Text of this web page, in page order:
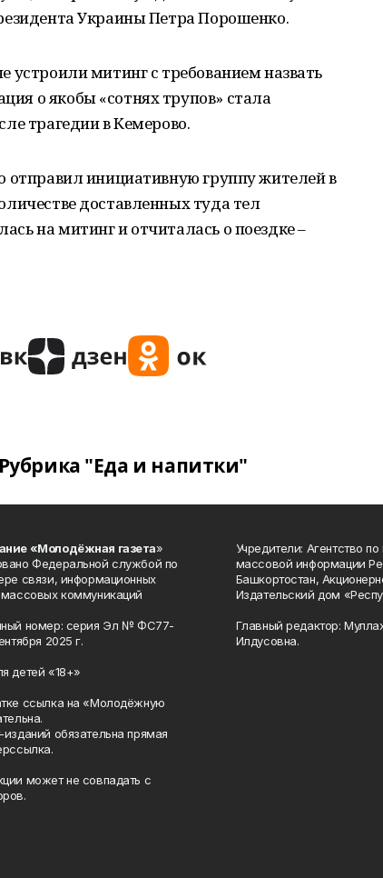
Украины Петра Порошенко.
устроили митинг с требованием назвать
о якобы «сотнях трупов» стала
трагедии в Кемерово.
отправил инициативную группу жителей в
доставленных туда тел
на митинг и отчиталась о поездке –
Рубрика "Еда и напитки"
«Молодёжная газета»
Федеральной службой по
связи, информационных
массовых коммуникаций
номер: серия Эл № ФС77-
2025 г.
детей «18+»
ссылка на «Молодёжную
изданий обязательна прямая
может не совпадать с
Учредители: Агентство
массовой информации
Башкортостан,
Издательский дом
Главный редактор:
Илдусовна.